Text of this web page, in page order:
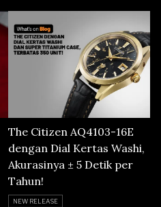
The Citizen AQ4103-16E
dengan Dial Kertas Washi,
Akurasinya ± 5 Detik per
Tahun!
NEW RELEASE